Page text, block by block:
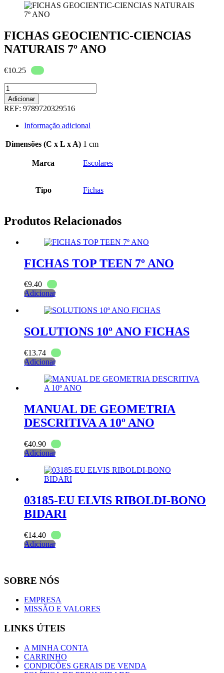
FICHAS GEOCIENTIC-CIENCIAS
NATURAIS 7º ANO
€10.25
Quantidade
de
FICHAS
GEOCIENTIC-
CIENCIAS
NATURAIS
7º
Adicionar
REF: 9789720329516
Informação adicional
Dimensões (C x L x A) 1 cm
Marca Escolares
Tipo Fichas
Produtos Relacionados
FICHAS TOP TEEN 7º ANO
€9.40
Adicionar
SOLUTIONS 10º ANO FICHAS
€13.74
Adicionar
MANUAL DE GEOMETRIA
DESCRITIVA A 10º ANO
€40.90
Adicionar
03185-EU ELVIS RIBOLDI-BONO
BIDARI
€14.40
Adicionar
SOBRE NÓS
EMPRESA
MISSÃO E VALORES
LINKS ÚTEIS
A MINHA CONTA
CARRINHO
CONDIÇÕES GERAIS DE VENDA